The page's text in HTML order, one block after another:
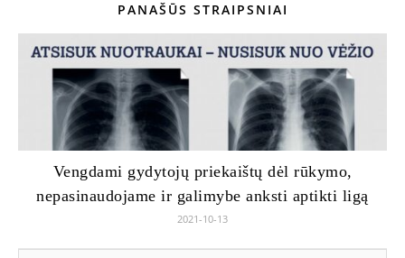
PANAŠŪS STRAIPSNIAI
Vengdami gydytojų priekaištų dėl rūkymo,
nepasinaudojame ir galimybe anksti aptikti ligą
2021-10-13